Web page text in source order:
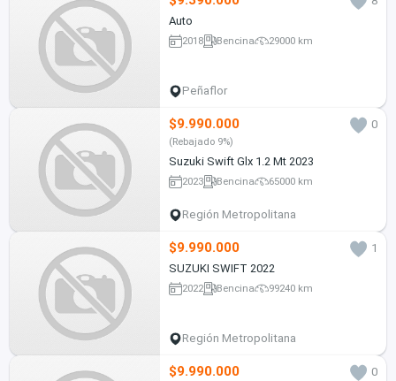
Auto
2018 Bencina 29000 km
Peñaflor
$9.990.000 0
(Rebajado 9%)
Suzuki Swift Glx 1.2 Mt 2023
2023 Bencina 65000 km
Región Metropolitana
$9.990.000
1
SUZUKI SWIFT 2022
2022 Bencina 99240 km
Región Metropolitana
$9.990.000 0